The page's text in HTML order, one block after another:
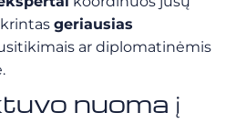
geriausias
ar diplomatinėmis
nuoma į